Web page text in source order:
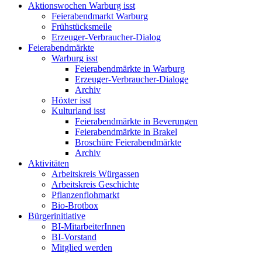
Aktionswochen Warburg isst
Feierabendmarkt Warburg
Frühstücksmeile
Erzeuger-Verbraucher-Dialog
Feierabendmärkte
Warburg isst
Feierabendmärkte in Warburg
Erzeuger-Verbraucher-Dialoge
Archiv
Höxter isst
Kulturland isst
Feierabendmärkte in Beverungen
Feierabendmärkte in Brakel
Broschüre Feierabendmärkte
Archiv
Aktivitäten
Arbeitskreis Würgassen
Arbeitskreis Geschichte
Pflanzenflohmarkt
Bio-Brotbox
Bürgerinitiative
BI-MitarbeiterInnen
BI-Vorstand
Mitglied werden